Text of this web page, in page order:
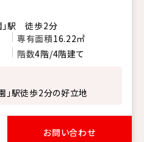
」駅 徒歩2分
専有面積16.22㎡
階数4階/4階建て
」駅徒歩2分の好立地
お問い合わせ